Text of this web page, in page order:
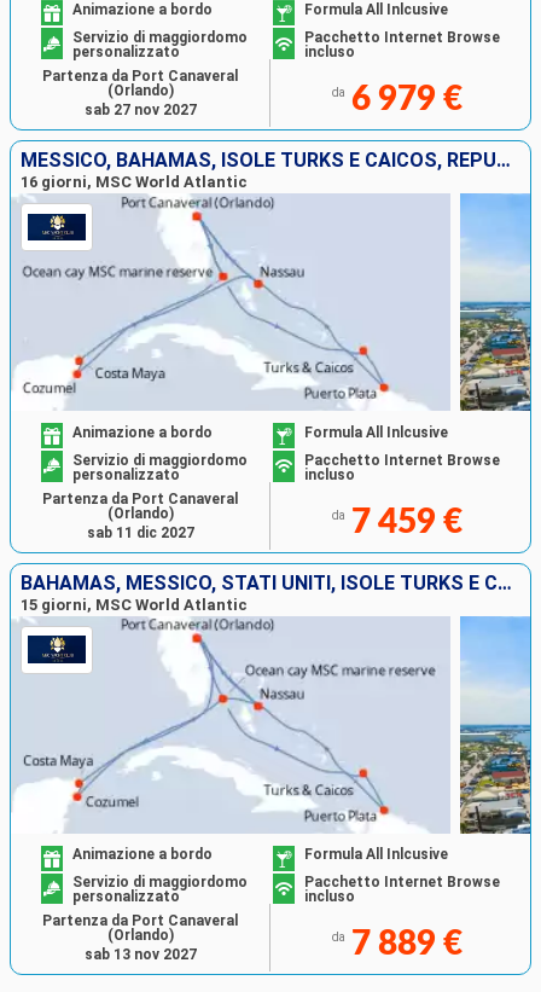
Animazione a bordo
Formula All Inlcusive
Servizio di maggiordomo
personalizzato
Pacchetto Internet Browse
incluso
da 6 979 €
Partenza da Port Canaveral
(Orlando)
sab 27 nov 2027
MESSICO, BAHAMAS, ISOLE TURKS E CAICOS, REPUBBLICA DOMINICANA, STATI UNITI
16 giorni, MSC World Atlantic
Animazione a bordo
Formula All Inlcusive
Servizio di maggiordomo
personalizzato
Pacchetto Internet Browse
incluso
da 7 459 €
Partenza da Port Canaveral
(Orlando)
sab 11 dic 2027
BAHAMAS, MESSICO, STATI UNITI, ISOLE TURKS E CAICOS, REPUBBLICA DOMINICANA
15 giorni, MSC World Atlantic
Animazione a bordo
Formula All Inlcusive
Servizio di maggiordomo
personalizzato
Pacchetto Internet Browse
incluso
da 7 889 €
Partenza da Port Canaveral
(Orlando)
sab 13 nov 2027